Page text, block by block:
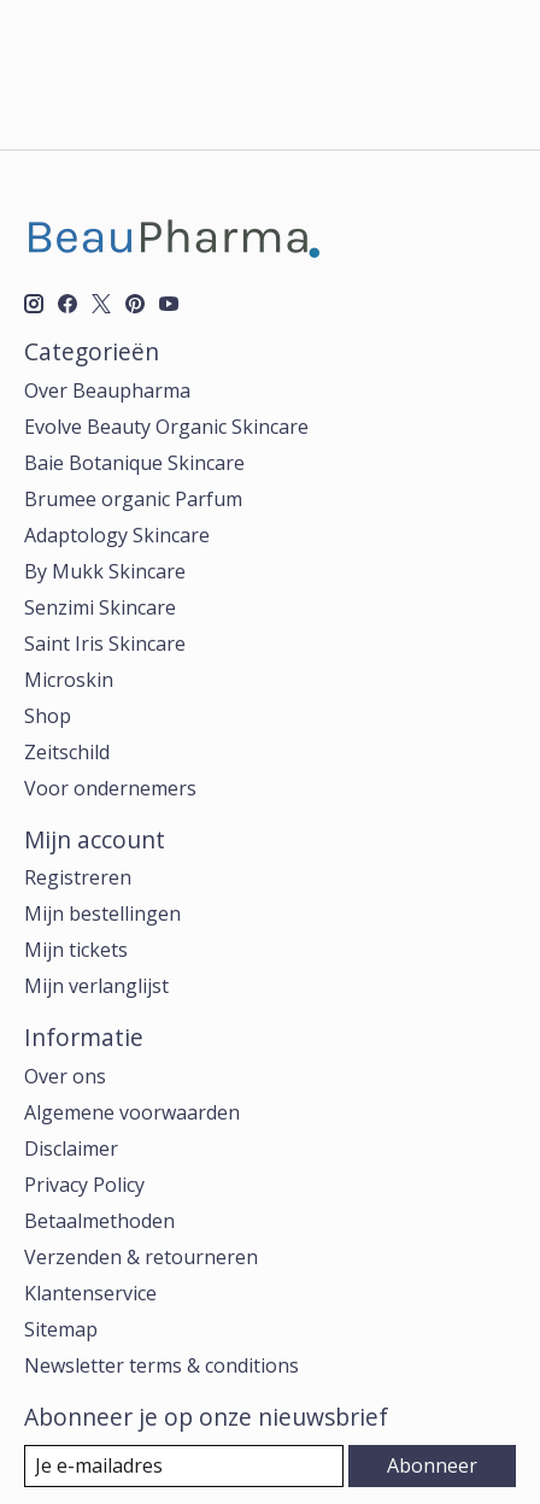
Categorieën
Over Beaupharma
Evolve Beauty Organic Skincare
Baie Botanique Skincare
Brumee organic Parfum
Adaptology Skincare
By Mukk Skincare
Senzimi Skincare
Saint Iris Skincare
Microskin
Shop
Zeitschild
Voor ondernemers
Mijn account
Registreren
Mijn bestellingen
Mijn tickets
Mijn verlanglijst
Informatie
Over ons
Algemene voorwaarden
Disclaimer
Privacy Policy
Betaalmethoden
Verzenden & retourneren
Klantenservice
Sitemap
Newsletter terms & conditions
Abonneer je op onze nieuwsbrief
Abonneer